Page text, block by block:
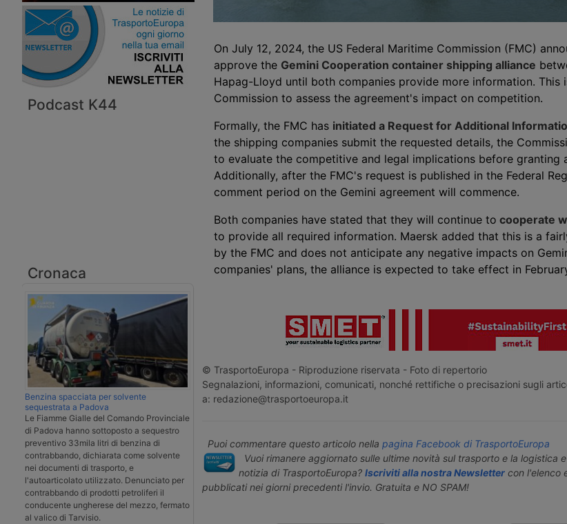
Podcast K44
Cronaca
Benzina spacciata per solvente
sequestrata a Padova
Le Fiamme Gialle del Comando Provinciale
di Padova hanno sottoposto a sequestro
preventivo 33mila litri di benzina di
contrabbando, dichiarata come solvente
nei documenti di trasporto, e
l'autoarticolato utilizzato. Denunciato per
contrabbando di prodotti petroliferi il
conducente ungherese del mezzo, fermato
al valico di Tarvisio.
On July 12, 2024, the US Federal Maritime Commission (FMC)
approve the Gemini Cooperation container shipping alliance
Hapag-Lloyd until both companies provide more information. This
Commission to assess the agreement's impact on competition.
Formally, the FMC has initiated a Request for Additional
the shipping companies submit the requested details, the
to evaluate the competitive and legal implications before granting
Additionally, after the FMC's request is published in the Federal
comment period on the Gemini agreement will commence.
Both companies have stated that they will continue to cooperate
to provide all required information. Maersk added that this is a
by the FMC and does not anticipate any negative impacts on
companies' plans, the alliance is expected to take effect in
© TrasportoEuropa - Riproduzione riservata - Foto di repertorio
Segnalazioni, informazioni, comunicati, nonché rettifiche o precisazioni sugli
a: redazione@trasportoeuropa.it
Puoi commentare questo articolo nella pagina Facebook di TrasportoEuropa
Vuoi rimanere aggiornato sulle ultime novità sul trasporto e la logistica
notizia di TrasportoEuropa? Iscriviti alla nostra Newslettercon l'elenco
pubblicati nei giorni precedenti l'invio. Gratuita e NO SPAM!